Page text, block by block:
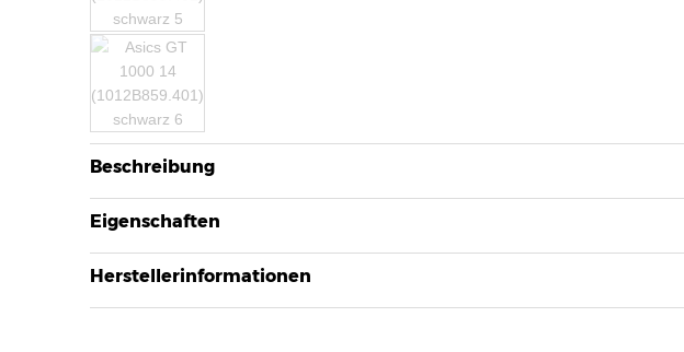
Beschreibung
Eigenschaften
Herstellerinformationen